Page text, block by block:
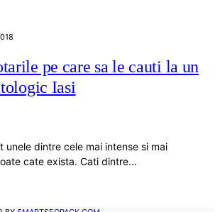
pe care sa le cauti la un
Iasi
unele dintre cele mai intense si mai
cate exista. Cati dintre…